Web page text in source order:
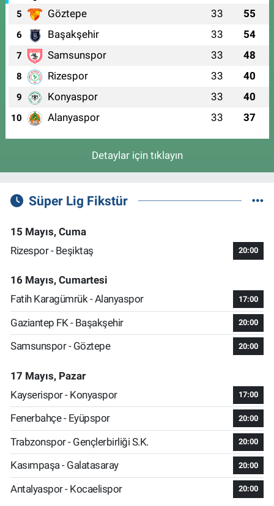
5 Göztepe 33 55
6 Başakşehir 33 54
7 Samsunspor 33 48
8 Rizespor 33 40
9 Konyaspor 33 40
10 Alanyaspor 33 37
Detaylar için tıklayın
Süper Lig Fikstür
15 Mayıs, Cuma
Rizespor - Beşiktaş
20:00
16 Mayıs, Cumartesi
Fatih Karagümrük - Alanyaspor
17:00
Gaziantep FK - Başakşehir 20:00
Samsunspor - Göztepe 20:00
17 Mayıs, Pazar
Kayserispor - Konyaspor
17:00
Fenerbahçe - Eyüpspor 20:00
Trabzonspor - Gençlerbirliği S.K. 20:00
Kasımpaşa - Galatasaray 20:00
Antalyaspor - Kocaelispor 20:00